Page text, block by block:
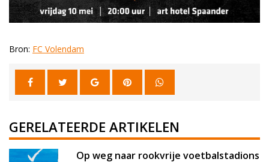
Bron: FC Volendam
GERELATEERDE ARTIKELEN
Op weg naar rookvrije voetbalstadions